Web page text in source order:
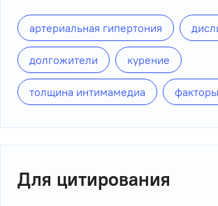
артериальная гипертония
долгожители курение
толщина интимамедиа
Для цитирования